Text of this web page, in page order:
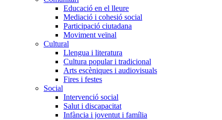
Educació en el lleure
Mediació i cohesió social
Participació ciutadana
Moviment veïnal
Cultural
Llengua i literatura
Cultura popular i tradicional
Arts escèniques i audiovisuals
Fires i festes
Social
Intervenció social
Salut i discapacitat
Infància i joventut i família